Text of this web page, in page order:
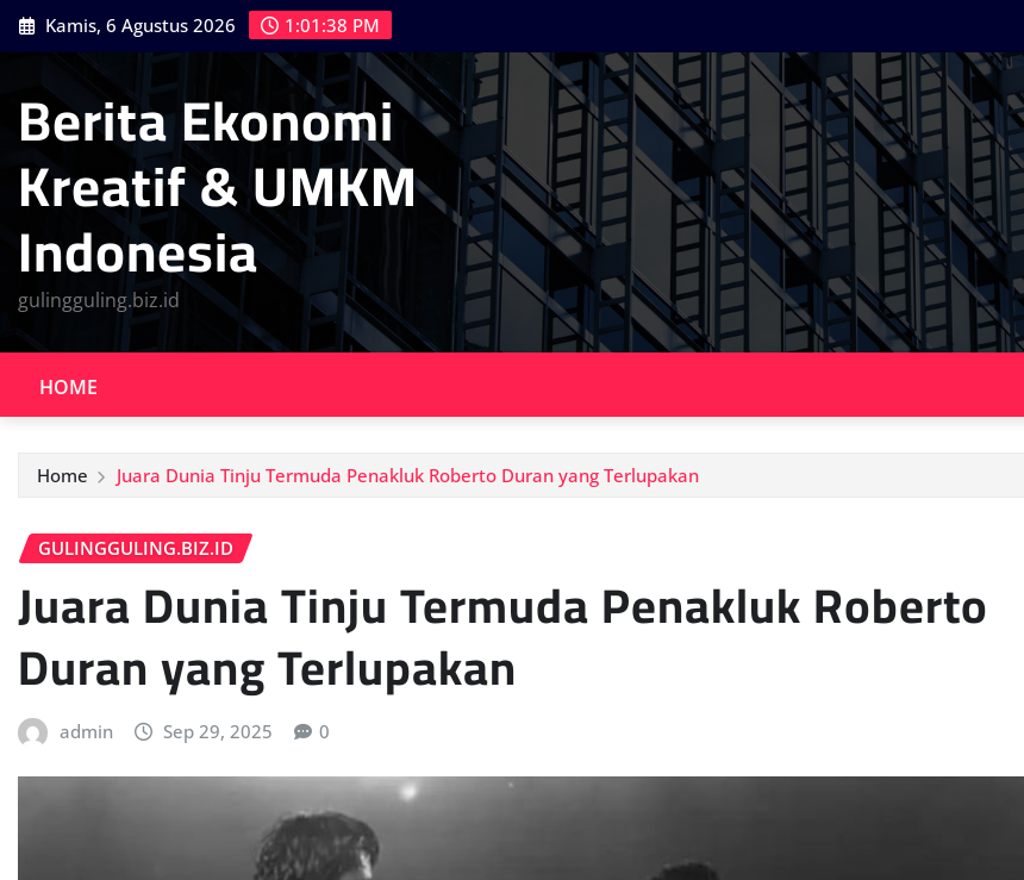
Skip
to
Kamis, 6 Agustus 2026 1:01:39 PM
Berita Ekonomi
Kreatif & UMKM
Indonesia
gulingguling.biz.id
HOME
Home Juara Dunia Tinju Termuda Penakluk Roberto Duran yang Terlupakan
GULINGGULING.BIZ.ID
Juara Dunia Tinju Termuda Penakluk Roberto
Duran yang Terlupakan
admin Sep 29, 2025 0